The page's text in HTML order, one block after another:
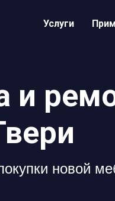
Услуги
и
новой